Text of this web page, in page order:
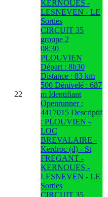
22
KERNOUES -
LESNEVEN - LE
Sorties
CIRCUIT 35
groupe 2
08:30
PLOUVIEN
Départ : 8h30
Distance : 83 km
500 Dénivelé : 687
m Identifiant
Openrunner :
4417015 Descriptif
: PLOUVIEN -
LOC
BREVALAIRE -
Kerdroc (d) - St
FREGANT -
KERNOUES -
LESNEVEN - LE
Sorties
CIRCUIT 35